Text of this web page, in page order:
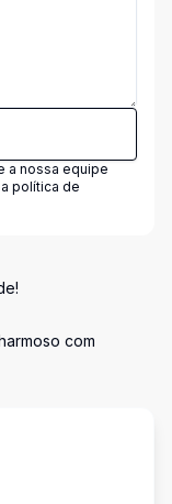
a nossa equipe
política de
com